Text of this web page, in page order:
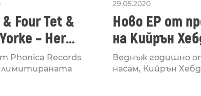
Four Tet &
– Her
/ His Rope
Phonica Records
лимитираната
29.05.2020
Ново EP от
на Кийрън
йероглифите
Веднъж годишно
насам, Кийрън